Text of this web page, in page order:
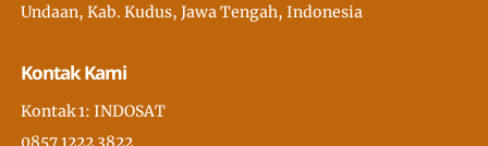
Undaan, Kab. Kudus, Jawa Tengah, Indonesia
Kontak Kami
Kontak 1: INDOSAT
0857 1222 3822